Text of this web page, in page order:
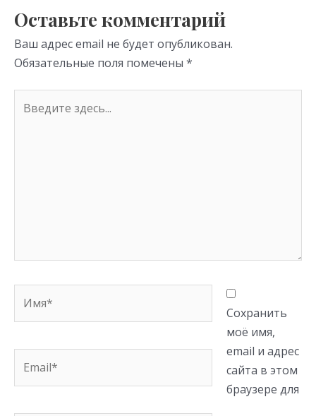
ni
ki
Оставьте комментарий
Ваш адрес email не будет опубликован.
Обязательные поля помечены *
здесь...
Сохранить
моё имя,
email и адрес
сайта в этом
браузере для